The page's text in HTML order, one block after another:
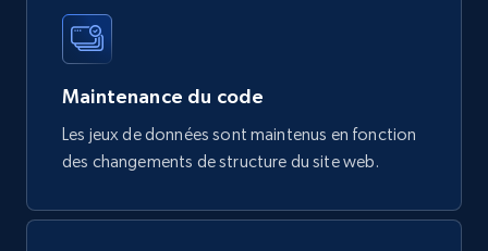
Google Play Store reviews
Review rating, Review, Found helpful, App url, and
eCommerce
Maintenance du code
Les jeux de données sont maintenus en fonction
des changements de structure du site web.